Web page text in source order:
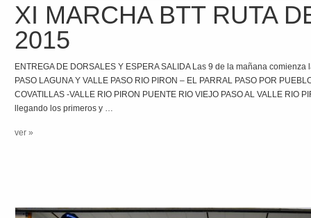
XI MARCHA BTT RUTA
2015
ENTREGA DE DORSALES Y ESPERA SALIDA Las 9 de la mañana comienza
PASO LAGUNA Y VALLE PASO RIO PIRON – EL PARRAL PASO POR
COVATILLAS -VALLE RIO PIRON PUENTE RIO VIEJO PASO AL VALLE RIO
llegando los primeros y …
ver »